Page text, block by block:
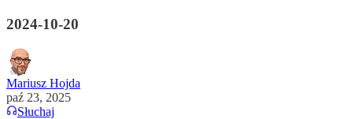
2024-10-20
Mariusz Hojda
paź 23, 2025
Słuchaj